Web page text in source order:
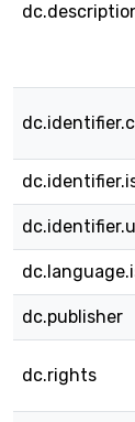
dc.publisher
dc.rights